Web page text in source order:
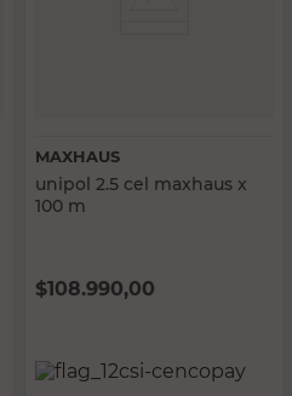
MAXHAUS
unipol 2.5 cel maxhaus x
100 m
$108.990,00